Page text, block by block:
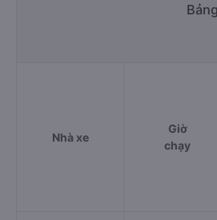
Nhà xe
Giờ
chạy